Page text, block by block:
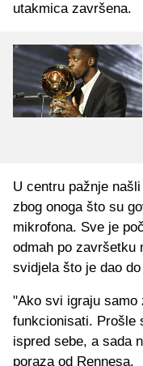
utakmica završena.
U centru pažnje
zbog onoga što su
mikrofona. Sve je
odmah po završetku
svidjela što je dao
"Ako svi igraju samo
funkcionisati. Prošle
ispred sebe, a sada
poraza od Rennesa.